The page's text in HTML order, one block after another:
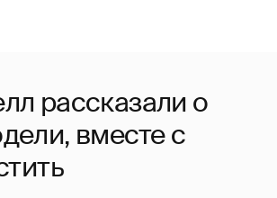
рассказали о
вместе с